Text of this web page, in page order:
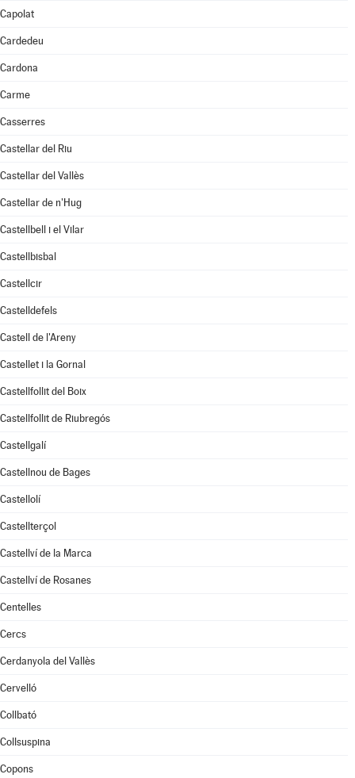
Capolat
Cardedeu
Cardona
Carme
Casserres
Castellar del Riu
Castellar del Vallès
Castellar de n'Hug
Castellbell i el Vilar
Castellbisbal
Castellcir
Castelldefels
Castell de l'Areny
Castellet i la Gornal
Castellfollit del Boix
Castellfollit de Riubregós
Castellgalí
Castellnou de Bages
Castellolí
Castellterçol
Castellví de la Marca
Castellví de Rosanes
Centelles
Cercs
Cerdanyola del Vallès
Cervelló
Collbató
Collsuspina
Copons